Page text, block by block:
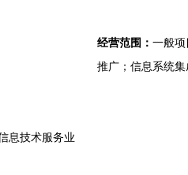
息技术服务业
经营范围： 一般
推广；信息系统